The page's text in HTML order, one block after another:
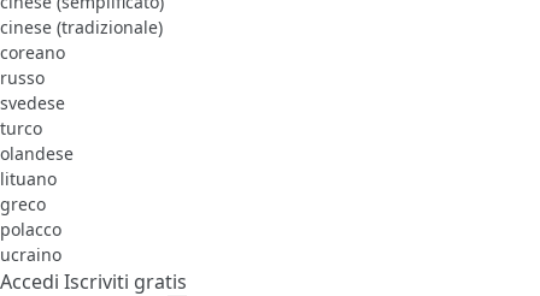
cinese (tradizionale)
coreano
russo
svedese
turco
olandese
lituano
greco
polacco
ucraino
Accedi Iscriviti gratis